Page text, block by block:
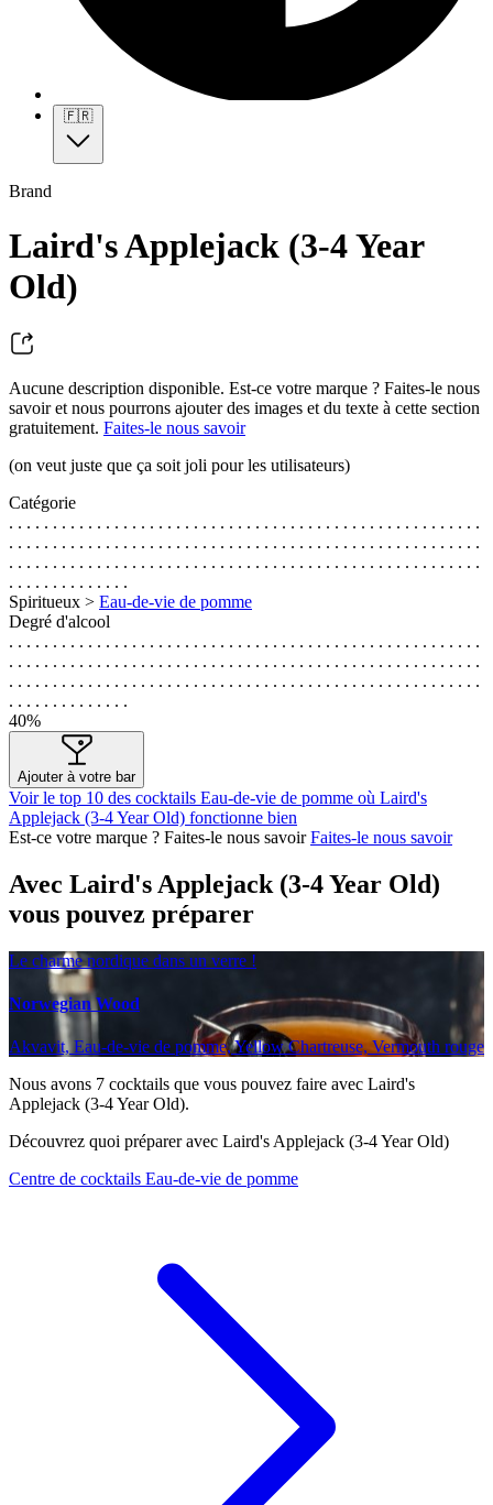
🇫🇷
Brand
Laird's Applejack (3-4 Year
Old)
Aucune description disponible. Est-ce votre marque ? Faites-le nous
savoir et nous pourrons ajouter des images et du texte à cette section
gratuitement. Faites-le nous savoir
(on veut juste que ça soit joli pour les utilisateurs)
Catégorie
. . . . . . . . . . . . . . . . . . . . . . . . . . . . . . . . . . . . . . . . . . . . . . . . . . . . . .
. . . . . . . . . . . . . . . . . . . . . . . . . . . . . . . . . . . . . . . . . . . . . . . . . . . . . .
. . . . . . . . . . . . . . . . . . . . . . . . . . . . . . . . . . . . . . . . . . . . . . . . . . . . . .
. . . . . . . . . . . . . .
Spiritueux > Eau-de-vie de pomme
Degré d'alcool
. . . . . . . . . . . . . . . . . . . . . . . . . . . . . . . . . . . . . . . . . . . . . . . . . . . . . .
. . . . . . . . . . . . . . . . . . . . . . . . . . . . . . . . . . . . . . . . . . . . . . . . . . . . . .
. . . . . . . . . . . . . . . . . . . . . . . . . . . . . . . . . . . . . . . . . . . . . . . . . . . . . .
. . . . . . . . . . . . . .
40%
Ajouter à votre bar
Voir le top 10 des cocktails Eau-de-vie de pomme où Laird's
Applejack (3-4 Year Old) fonctionne bien
Est-ce votre marque ? Faites-le nous savoirFaites-le nous savoir
Avec Laird's Applejack (3-4 Year Old)
vous pouvez préparer
Le charme nordique dans un verre !
Norwegian Wood
Akvavit, Eau-de-vie de pomme, Yellow Chartreuse, Vermouth rouge
Nous avons 7 cocktails que vous pouvez faire avec Laird's
Applejack (3-4 Year Old).
Découvrez quoi préparer avec Laird's Applejack (3-4 Year Old)
Centre de cocktails Eau-de-vie de pomme